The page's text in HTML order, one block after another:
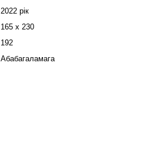
2022 рік
165 х 230
192
Абабагаламага